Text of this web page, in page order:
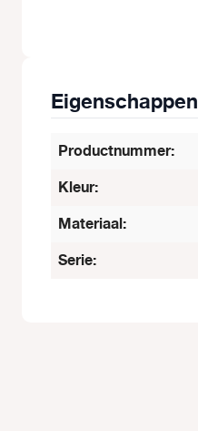
Eigenschappen
Productnummer:
Kleur:
Materiaal:
Serie: